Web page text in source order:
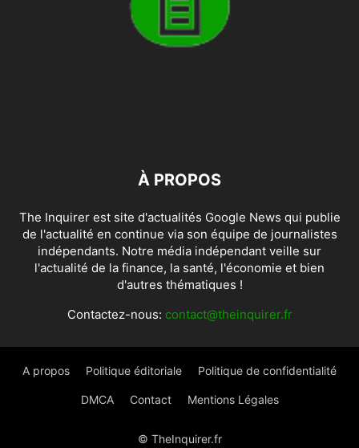
À PROPOS
The Inquirer est site d'actualités Google News qui publie
de l'actualité en continue via son équipe de journalistes
indépendants. Notre média indépendant veille sur
l'actualité de la finance, la santé, l'économie et bien
d'autres thématiques !
Contactez-nous: contact@theinquirer.fr
A propos Politique éditoriale Politique de confidentialité
DMCA Contact Mentions Légales
© TheInquirer.fr